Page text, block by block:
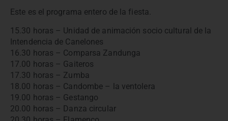
Este es el programa entero de la fiesta.
15.30 horas – Unidad de animación socio cultural de la
Intendencia de Canelones
16.30 horas – Comparsa Zandunga
17.00 horas – Gaiteros
17.30 horas – Zumba
18.00 horas – Candombe – la ventolera
19.00 horas – Gestango
20.00 horas – Danza circular